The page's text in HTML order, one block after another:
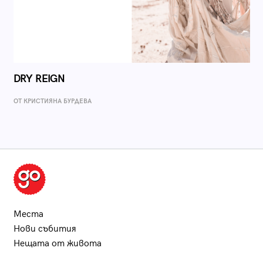
DRY REIGN
ОТ КРИСТИЯНА БУРДЕВА
Места
Нови събития
Нещата от живота